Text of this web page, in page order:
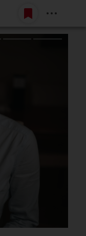
Belépés